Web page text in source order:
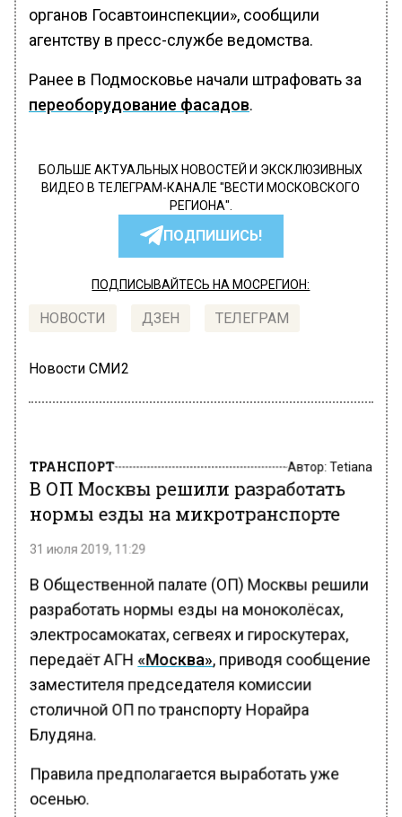
органов Госавтоинспекции», сообщили
агентству в пресс-службе ведомства.
Ранее в Подмосковье начали штрафовать за
переоборудование фасадов.
БОЛЬШЕ АКТУАЛЬНЫХ НОВОСТЕЙ И ЭКСКЛЮЗИВНЫХ
ВИДЕО В ТЕЛЕГРАМ-КАНАЛЕ "ВЕСТИ МОСКОВСКОГО
РЕГИОНА".
ПОДПИШИСЬ!
ПОДПИСЫВАЙТЕСЬ НА МОСРЕГИОН:
НОВОСТИ ДЗЕН ТЕЛЕГРАМ
Новости СМИ2
ТРАНСПОРТ Автор:Tetiana
В ОП Москвы решили разработать
нормы езды на микротранспорте
31 июля 2019, 11:29
В Общественной палате (ОП) Москвы решили
разработать нормы езды на моноколёсах,
электросамокатах, сегвеях и гироскутерах,
передаёт АГН «Москва» , приводя сообщение
заместителя председателя комиссии
столичной ОП по транспорту Норайра
Блудяна.
Правила предполагается выработать уже
осенью.